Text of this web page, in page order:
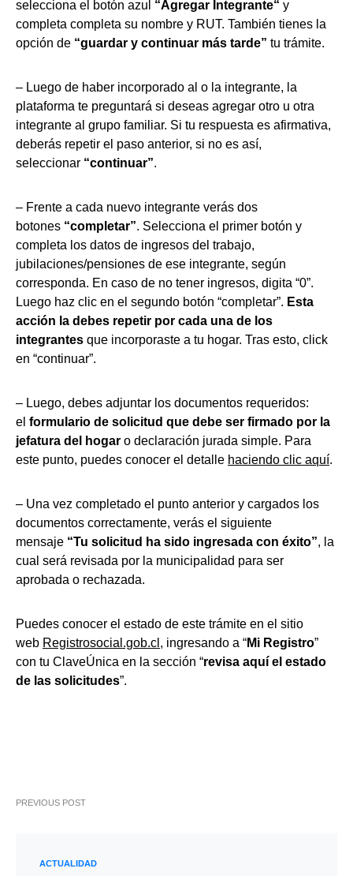
selecciona el botón azul “Agregar Integrante“ y
completa completa su nombre y RUT. También tienes la
opción de “guardar y continuar más tarde” tu trámite.
– Luego de haber incorporado al o la integrante, la
plataforma te preguntará si deseas agregar otro u otra
integrante al grupo familiar. Si tu respuesta es afirmativa,
deberás repetir el paso anterior, si no es así,
seleccionar “continuar”.
– Frente a cada nuevo integrante verás dos
botones “completar”. Selecciona el primer botón y
completa los datos de ingresos del trabajo,
jubilaciones/pensiones de ese integrante, según
corresponda. En caso de no tener ingresos, digita “0”.
Luego haz clic en el segundo botón “completar”. Esta
acción la debes repetir por cada una de los
integrantes que incorporaste a tu hogar. Tras esto, click
en “continuar”.
– Luego, debes adjuntar los documentos requeridos:
el formulario de solicitud que debe ser firmado por la
jefatura del hogar o declaración jurada simple. Para
este punto, puedes conocer el detalle haciendo clic aquí.
– Una vez completado el punto anterior y cargados los
documentos correctamente, verás el siguiente
mensaje “Tu solicitud ha sido ingresada con éxito”, la
cual será revisada por la municipalidad para ser
aprobada o rechazada.
Puedes conocer el estado de este trámite en el sitio
web Registrosocial.gob.cl , ingresando a “Mi Registro”
con tu ClaveÚnica en la sección “revisa aquí el estado
de las solicitudes”.
PREVIOUS POST
ACTUALIDAD